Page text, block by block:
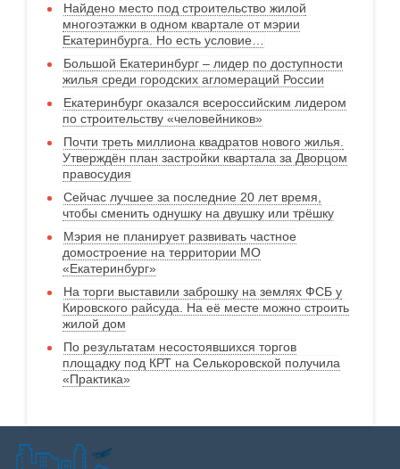
Найдено место под строительство жилой
многоэтажки в одном квартале от мэрии
Екатеринбурга. Но есть условие…
Большой Екатеринбург – лидер по доступности
жилья среди городских агломераций России
Екатеринбург оказался всероссийским лидером
по строительству «человейников»
Почти треть миллиона квадратов нового жилья.
Утверждён план застройки квартала за Дворцом
правосудия
Сейчас лучшее за последние 20 лет время,
чтобы сменить однушку на двушку или трёшку
Мэрия не планирует развивать частное
домостроение на территории МО
«Екатеринбург»
На торги выставили заброшку на землях ФСБ у
Кировского райсуда. На её месте можно строить
жилой дом
По результатам несостоявшихся торгов
площадку под КРТ на Селькоровской получила
«Практика»